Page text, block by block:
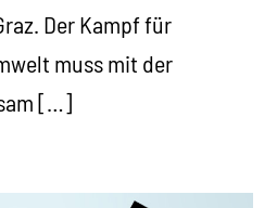
Der Kampf für
muss mit der
[…]